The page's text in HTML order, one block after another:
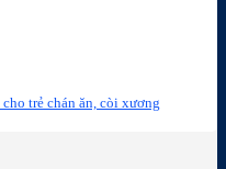
trẻ chán ăn, còi xương